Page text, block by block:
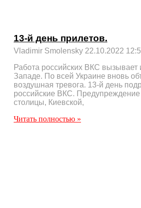
13-й день прилетов.
Vladimir Smolensky 22.10.2022
Работа российских ВКС вызывает
Западе. По всей Украине вновь
воздушная тревога. 13-й день
российские ВКС. Предупреждение
столицы, Киевской,
Читать полностью »